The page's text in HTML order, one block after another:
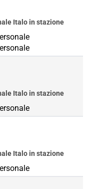
Italo in stazione
Termini
Italo in stazione
Italo in stazione